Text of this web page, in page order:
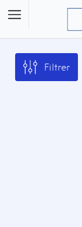
Filtrer